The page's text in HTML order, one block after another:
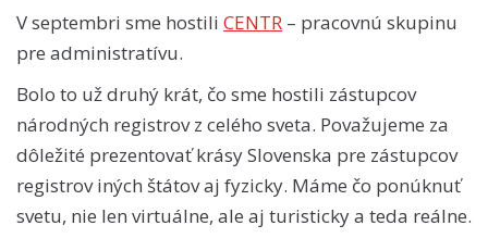
V septembri sme hostili CENTR – pracovnú skupinu
pre administratívu.
Bolo to už druhý krát, čo sme hostili zástupcov
národných registrov z celého sveta. Považujeme za
dôležité prezentovať krásy Slovenska pre zástupcov
registrov iných štátov aj fyzicky. Máme čo ponúknuť
svetu, nie len virtuálne, ale aj turisticky a teda reálne.